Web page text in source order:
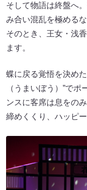
そして物語は終盤へ
み合い混乱を極める
そのとき、王女・浅
ます。
蝶に戻る覚悟を決め
（うまいぼう）”で
ンスに客席は息をの
締めくくり、ハッピ